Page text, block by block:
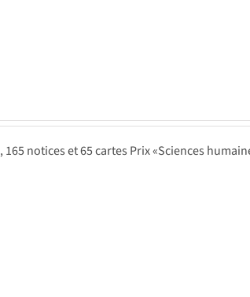
, 165 notices et 65 cartes Prix «Sciences